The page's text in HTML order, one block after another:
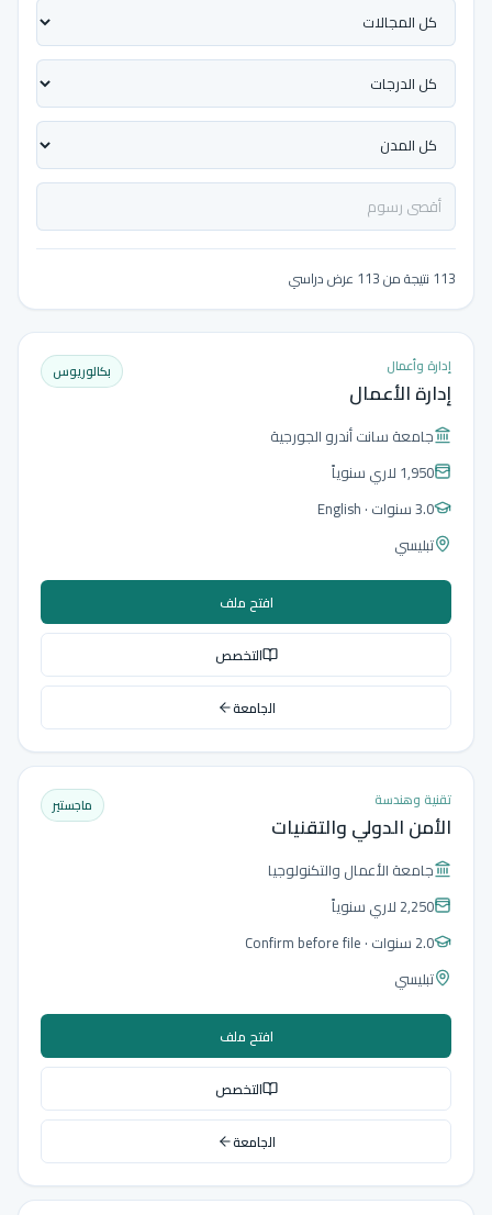
113 نتيجة من 113 عرض دراسي
إدارة وأعمال
إدارة الأعمال
بكالوريوس
جامعة سانت أندرو الجورجية
1,950 لاري
سنوياً
3.0 سنوات
· English
تبليسي
افتح ملف
التخصص
الجامعة
تقنية وهندسة
الأمن الدولي والتقنيات
ماجستير
جامعة الأعمال والتكنولوجيا
2,250 لاري
سنوياً
2.0 سنوات
· Confirm before file
تبليسي
افتح ملف
التخصص
الجامعة